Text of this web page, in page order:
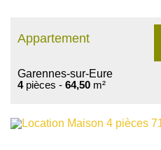
Appartement
Garennes-sur-Eure
4pièces - 64,50 m²